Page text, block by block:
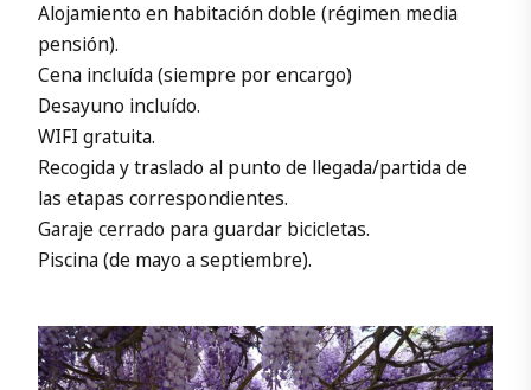
Alojamiento en habitación doble (régimen media
pensión).
Cena incluída (siempre por encargo)
Desayuno incluído.
WIFI gratuita.
Recogida y traslado al punto de llegada/partida de
las etapas correspondientes.
Garaje cerrado para guardar bicicletas.
Piscina (de mayo a septiembre).